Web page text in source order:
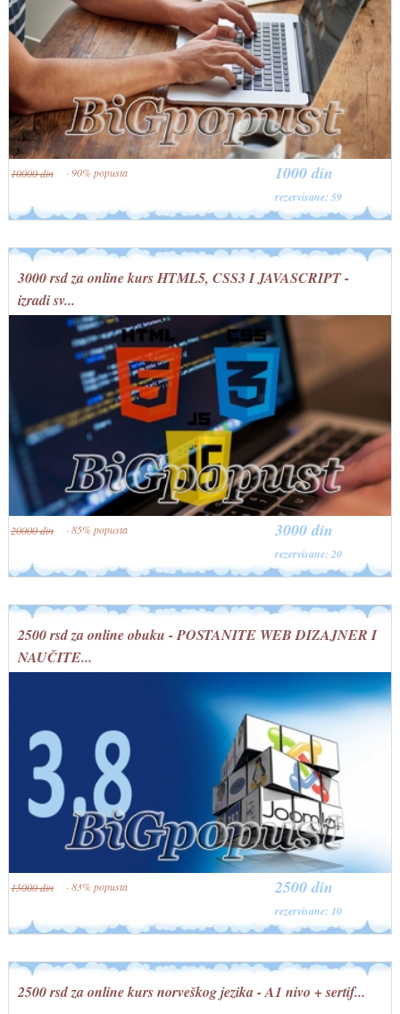
1000 din
rezervisane: 59
10000 din · 90% popusta
3000 rsd za online kurs HTML5, CSS3 I JAVASCRIPT -
izradi sv...
3000 din
rezervisane: 20
20000 din · 85% popusta
2500 rsd za online obuku - POSTANITE WEB DIZAJNER I
NAUČITE...
2500 din
rezervisane: 10
15000 din · 83% popusta
2500 rsd za online kurs norveškog jezika - A1 nivo + sertif...